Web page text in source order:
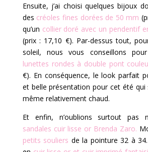
Ensuite, j’ai choisi quelques bijoux
des créoles fines dorées de 50 mm
qu’un collier doré avec un pendentif
(prix : 17,10 €). Par-dessus tout,
soleil, nous vous conseillons
lunettes rondes à double pont
€). En conséquence, le look parfait
et belle présentation pour cet été qui
même relativement chaud.
Et enfin, n’oublions surtout pas
sandales cuir lisse or Brenda Zaro.
petits souliers de la pointure 32 à